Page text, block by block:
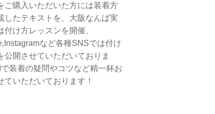
ご購入いただいた方には装着方
したテキストを、大阪なんば実
付け方レッスンを開催、
など各種SNSでは付け
公開させていただいておりま
装着の疑問やコツなど精一杯お
ていただいております！